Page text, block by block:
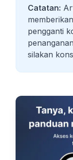
Catatan:
pengganti
silakan